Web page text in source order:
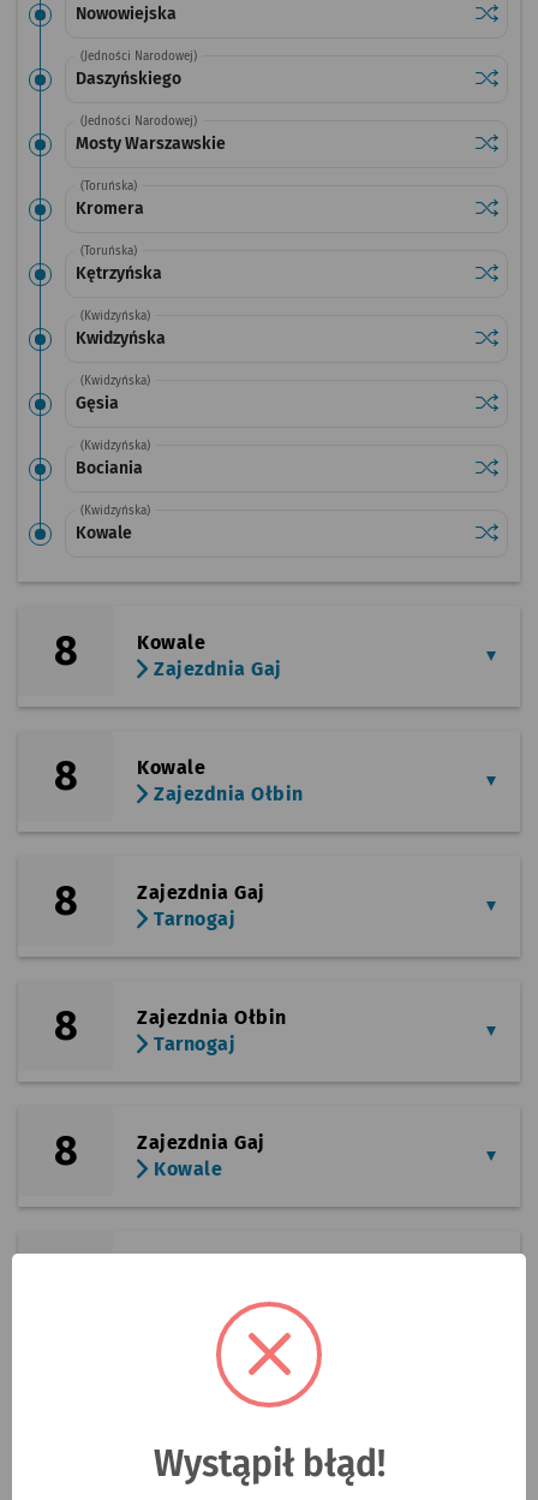
Nowowiejska
(Jedności Narodowej)
Daszyńskiego
(Jedności Narodowej)
Mosty Warszawskie
(Toruńska)
Kromera
(Toruńska)
Kętrzyńska
(Kwidzyńska)
Kwidzyńska
(Kwidzyńska)
Gęsia
(Kwidzyńska)
Bociania
(Kwidzyńska)
Kowale
8
Kowale
Zajezdnia Gaj
8
Kowale
Zajezdnia Ołbin
8
Zajezdnia Gaj
Tarnogaj
8
Zajezdnia Ołbin
Tarnogaj
8
Zajezdnia Gaj
Kowale
Zgłoś błąd w rozkładach jazdy
Wystąpił błąd!